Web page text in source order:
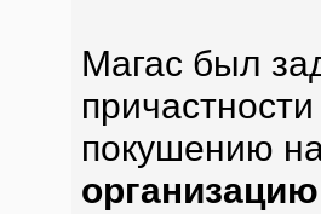
Магас был
покушению